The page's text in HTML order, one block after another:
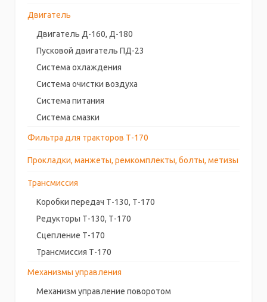
Двигатель
Двигатель Д-160, Д-180
Пусковой двигатель ПД-23
Система охлаждения
Система очистки воздуха
Система питания
Система смазки
Фильтра для тракторов Т-170
Прокладки, манжеты, ремкомплекты, болты, метизы
Трансмиссия
Коробки передач Т-130, Т-170
Редукторы Т-130, Т-170
Сцепление Т-170
Трансмиссия Т-170
Механизмы управления
Механизм управление поворотом